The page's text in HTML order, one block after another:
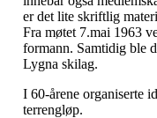
er det lite skriftlig
Fra møtet 7.mai 1963
formann. Samtidig ble
Lygna skilag.
I 60-årene organiserte
terrengløp.